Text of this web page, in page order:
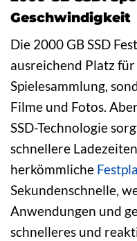
Geschwindigkeit
Die 2000 GB SSD
ausreichend Platz
Spielesammlung,
Filme und Fotos.
SSD-Technologie
schnellere
herkömmliche
Sekundenschnelle,
Anwendungen und
schnelleres und